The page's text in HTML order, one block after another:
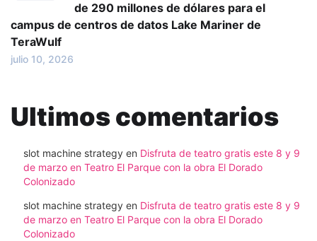
de 290 millones de dólares para el
campus de centros de datos Lake Mariner de
TeraWulf
julio 10, 2026
Ultimos comentarios
slot machine strategy en Disfruta de teatro gratis este 8 y 9
de marzo en Teatro El Parque con la obra El Dorado
Colonizado
slot machine strategy en Disfruta de teatro gratis este 8 y 9
de marzo en Teatro El Parque con la obra El Dorado
Colonizado